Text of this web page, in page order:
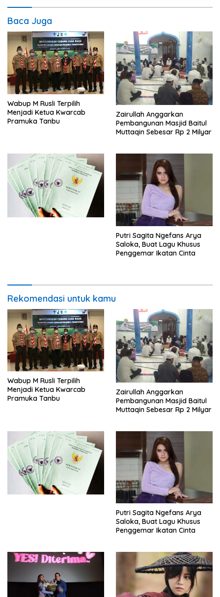
Baca Juga
Wabup M Rusli Terpilih
Menjadi Ketua Kwarcab
Pramuka Tanbu
Zairullah Anggarkan
Pembangunan Masjid Baitul
Muttaqin Sebesar Rp 2 Milyar
Putri Sagita Ngefans Arya
Saloka, Buat Lagu Khusus
Penggemar Ikatan Cinta
Rekomendasi untuk kamu
Wabup M Rusli Terpilih
Menjadi Ketua Kwarcab
Pramuka Tanbu
Zairullah Anggarkan
Pembangunan Masjid Baitul
Muttaqin Sebesar Rp 2 Milyar
Putri Sagita Ngefans Arya
Saloka, Buat Lagu Khusus
Penggemar Ikatan Cinta